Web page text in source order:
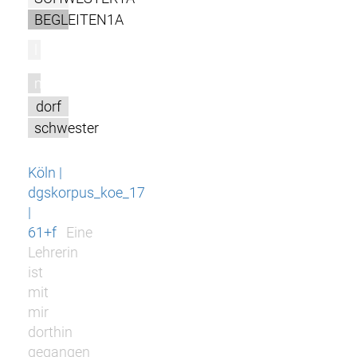
BEGLEITEN1A
m
dorf
schwester
Köln |
dgskorpus_koe_17
|
61+f
Eine
Lehrerin
ist
mit
mir
dorthin
gegangen